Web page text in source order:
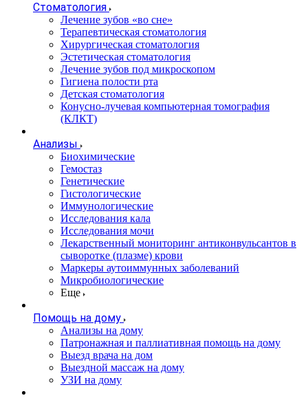
Стоматология
Лечение зубов «во сне»
Терапевтическая стоматология
Хирургическая стоматология
Эстетическая стоматология
Лечение зубов под микроскопом
Гигиена полости рта
Детская стоматология
Конусно-лучевая компьютерная томография
(КЛКТ)
Анализы
Биохимические
Гемостаз
Генетические
Гистологические
Иммунологические
Исследования кала
Исследования мочи
Лекарственный мониторинг антиконвульсантов в
сыворотке (плазме) крови
Маркеры аутоиммунных заболеваний
Микробиологические
Еще
Помощь на дому
Анализы на дому
Патронажная и паллиативная помощь на дому
Выезд врача на дом
Выездной массаж на дому
УЗИ на дому